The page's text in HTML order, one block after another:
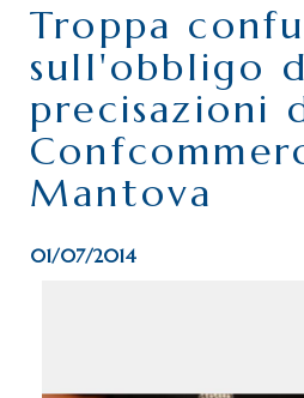
PERCHÉ ASSOCIARSI?
DOVE SIAMO
CONTATTI
Troppa
sull'obbligo
precisazioni
Mantova
01/07/2014